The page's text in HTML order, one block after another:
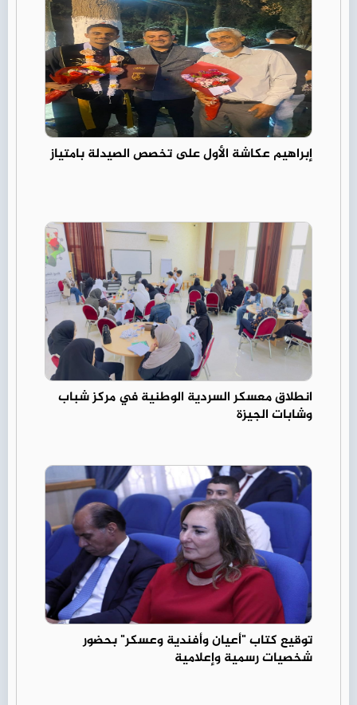
إبراهيم عكاشة الأول على تخصص الصيدلة بامتياز
انطلاق معسكر السردية الوطنية في مركز شباب
وشابات الجيزة
توقيع كتاب "أعيان وأفندية وعسكر" بحضور
شخصيات رسمية وإعلامية